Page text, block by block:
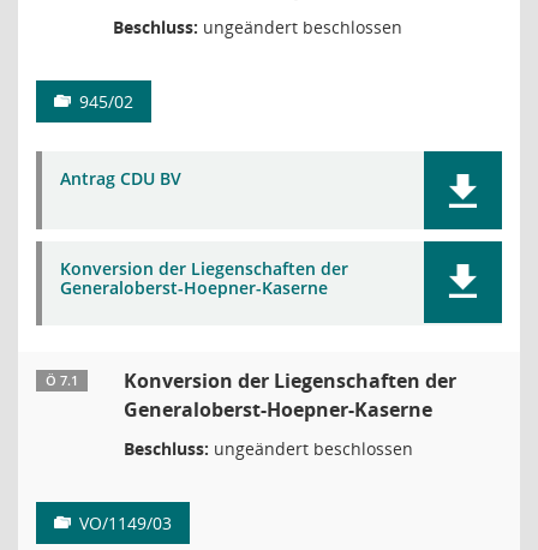
Beschluss: ungeändert beschlossen
945/02
Antrag CDU BV
Konversion der Liegenschaften der
Generaloberst-Hoepner-Kaserne
Ö 7.1
Konversion der Liegenschaften der
Generaloberst-Hoepner-Kaserne
Beschluss: ungeändert beschlossen
VO/1149/03